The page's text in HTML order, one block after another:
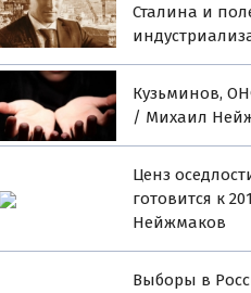
Сталина и
Кузьминов,
/ Михаил
Ценз
готовится к
Нейжмаков
Выборы в